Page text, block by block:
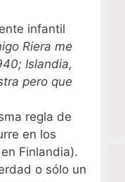
infantil
Riera me
Islandia,
pero que
regla de
en los
Finlandia).
o sólo un